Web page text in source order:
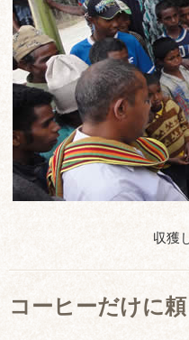
収獲
コーヒーだけに